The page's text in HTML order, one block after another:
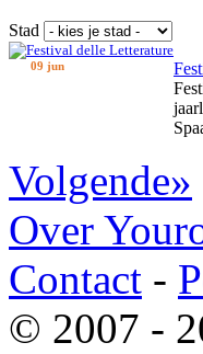
Stad
09 jun
Volgende»
Over
Contact -
© 2007 -